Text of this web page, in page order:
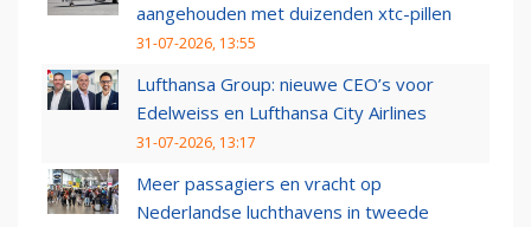
aangehouden met duizenden xtc-pillen
31-07-2026, 13:55
Lufthansa Group: nieuwe CEO’s voor
Edelweiss en Lufthansa City Airlines
31-07-2026, 13:17
Meer passagiers en vracht op
Nederlandse luchthavens in tweede